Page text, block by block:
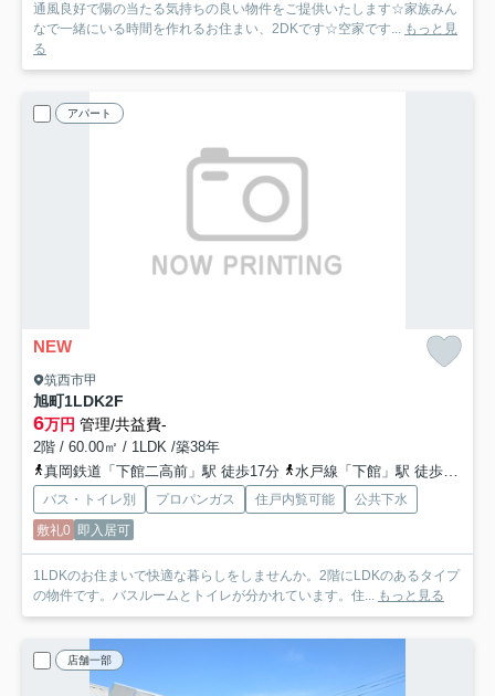
通風良好で陽の当たる気持ちの良い物件をご提供いたします☆家族みん
なで一緒にいる時間を作れるお住まい、2DKです☆空家です... もっと見
る
アパート
NEW
筑西市甲
旭町1LDK2F
6万円 管理/共益費-
2階 / 60.00㎡ / 1LDK /築38年
真岡鉄道「下館二高前」駅 徒歩17分
水戸線「下館」駅 徒歩16分
バス・トイレ別 プロパンガス 住戸内覧可能
公共下水
敷礼0 即入居可
1LDKのお住まいで快適な暮らしをしませんか。2階にLDKのあるタイプ
の物件です。バスルームとトイレが分かれています。住... もっと見る
店舗一部